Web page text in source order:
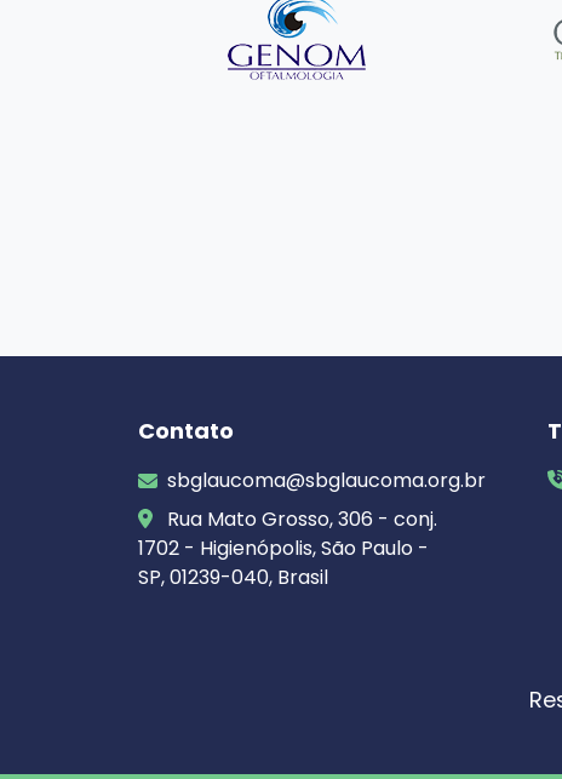
Contato
sbglaucoma@sbglaucoma.org.br
Rua Mato Grosso, 306 - conj.
1702 - Higienópolis, São Paulo -
SP, 01239-040, Brasil